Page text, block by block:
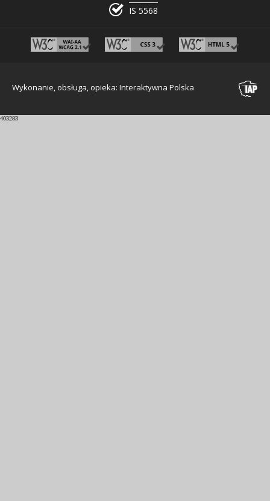
IS 5568
Wykonanie, obsługa, opieka: Interaktywna Polska
403283